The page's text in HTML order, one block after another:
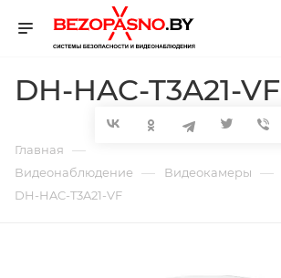
DH-HAC-T3A21-VF
Главная —
Видеонаблюдение — Видеокамеры —
DH-HAC-T3A21-VF